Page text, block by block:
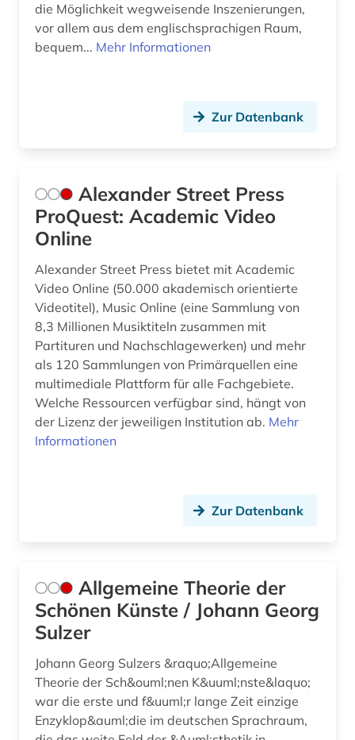
frauenforschung (2)
frauengeschichte (1)
führungskraft (1)
galloromanistik (2)
geistesgeschichte <1500 - 1800> (1)
geisteswissenschaft (1)
geisteswissenschaften (36)
gender (2)
gender studies (1)
germanistik (3)
geschichte &lt;1475-1700&gt; (1)
geschichte 1450-1700 (1)
die Möglichkeit wegweisende Inszenierungen,
vor allem aus dem englischsprachigen Raum,
bequem... Mehr Informationen
Zur Datenbank
Alexander Street Press
ProQuest: Academic Video
Online
Alexander Street Press bietet mit Academic
Video Online (50.000 akademisch orientierte
Videotitel), Music Online (eine Sammlung von
8,3 Millionen Musiktiteln zusammen mit
Partituren und Nachschlagewerken) und mehr
als 120 Sammlungen von Primärquellen eine
multimediale Plattform für alle Fachgebiete.
Welche Ressourcen verfügbar sind, hängt von
der Lizenz der jeweiligen Institution ab. Mehr
Informationen
Zur Datenbank
Allgemeine Theorie der
Schönen Künste / Johann Georg
Sulzer
Johann Georg Sulzers &raquo;Allgemeine
Theorie der Sch&ouml;nen K&uuml;nste&laquo;
war die erste und f&uuml;r lange Zeit einzige
Enzyklop&auml;die im deutschen Sprachraum,